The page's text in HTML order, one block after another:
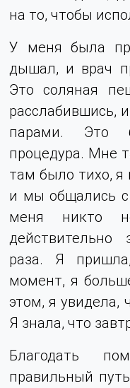
на то, чтобы
У меня была
дышал, и врач
Это соляная
расслабившись,
парами. Это
процедура. Мне
там было тихо, я
и мы общались
меня никто
действительно
раза. Я
момент, я
этом, я увидела,
Я знала, что
Благодать
правильный